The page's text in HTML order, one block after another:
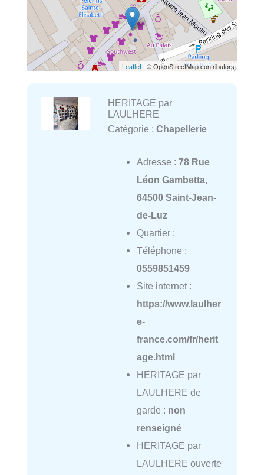
Leaflet | © OpenStreetMap contributors
HERITAGE par
LAULHERE
Catégorie : Chapellerie
Adresse : 78 Rue
Léon Gambetta,
64500 Saint-Jean-
de-Luz
Quartier :
Téléphone :
0559851459
Site internet :
https://www.laulher
e-
france.com/fr/herit
age.html
HERITAGE par
LAULHERE de
garde : non
renseigné
HERITAGE par
LAULHERE ouverte